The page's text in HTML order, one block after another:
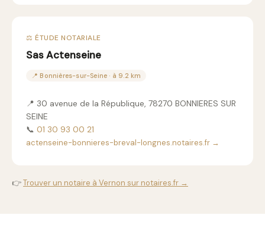
⚖️ ÉTUDE NOTARIALE
Sas Actenseine
📍 Bonnières-sur-Seine · à 9.2 km
📍 30 avenue de la République, 78270 BONNIERES SUR
SEINE
📞 01 30 93 00 21
actenseine-bonnieres-breval-longnes.notaires.fr →
👉Trouver un notaire à Vernon sur notaires.fr →